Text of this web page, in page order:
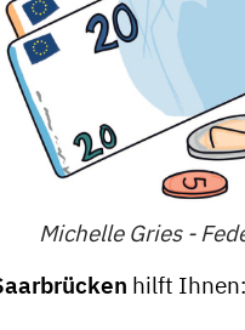
Michelle Gries -
hilft Ihnen: